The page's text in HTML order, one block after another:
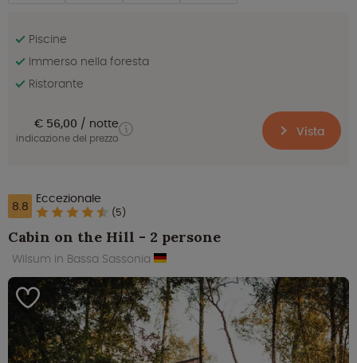
Piscine
Immerso nella foresta
Ristorante
€ 56,00 notte
indicazione del prezzo Vista
8.8 Eccezionale
(5)
Cabin on the Hill - 2 persone
Wilsum in Bassa Sassonia